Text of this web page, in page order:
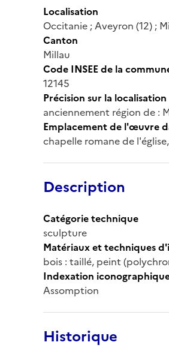
Localisation
Occitanie ; Aveyron (12) ;
Canton
Millau
Code INSEE de la
12145
Précision sur la localisation
anciennement région de :
Emplacement de l'œuvre
chapelle romane de
Description
Catégorie technique
sculpture
Matériaux et techniques
bois : taillé, peint
Indexation
Assomption
Historique